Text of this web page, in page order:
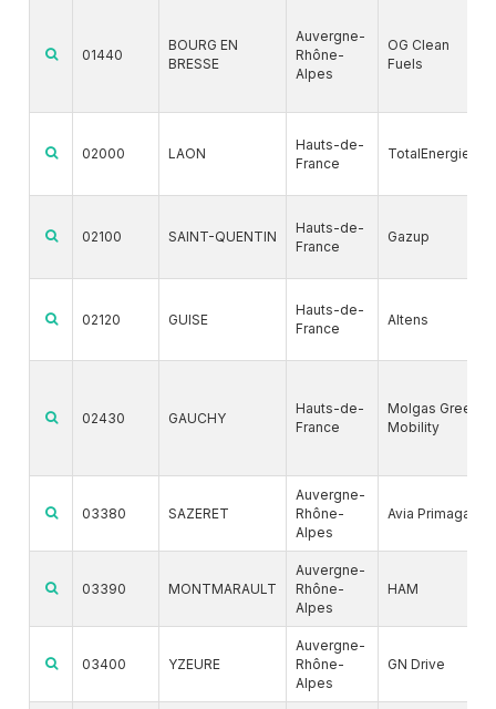
01440
BOURG EN
BRESSE
Auvergne-
Rhône-
Alpes
OG Clean
Fuels
02000 LAON
Hauts-de-
France
TotalEnergies
02100 SAINT-QUENTIN
Hauts-de-
France
Gazup
02120 GUISE
Hauts-de-
France
Altens
02430 GAUCHY
Hauts-de-
France
Molgas Green
Mobility
03380 SAZERET
Auvergne-
Rhône-
Alpes
Avia Primagaz
03390 MONTMARAULT
Auvergne-
Rhône-
Alpes
HAM
03400 YZEURE
Auvergne-
Rhône-
Alpes
GN Drive